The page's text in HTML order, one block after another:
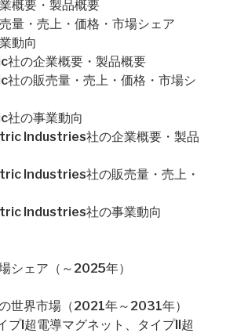
概要・製品概要
量・売上・価格・市場シェア
動向
の企業概要・製品概要
の販売量・売上・価格・市場シ
の事業動向
Industries社の企業概要・製品
Industries社の販売量・売上・
Industries社の事業動向
シェア（～2025年）
世界市場（2021年～2031年）
プI超電導マグネット、タイプII超